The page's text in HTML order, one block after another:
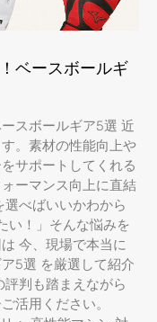
ベースボールギ
スボールギア5選 近
。素材の性能向上や
サポートしてくれる
ーマンス向上に直結
べばいいかわから
い！」そんな悩みを
今、現場で本当に
5選 を厳選して紹介
判も踏まえながら
活用ください。